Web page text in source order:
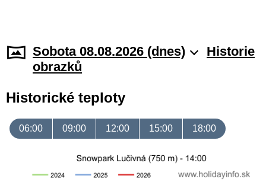
Sobota 08.08.2026 (dnes)
Historie
obrazků
Historické teploty
06:00 09:00 12:00 15:00 18:00